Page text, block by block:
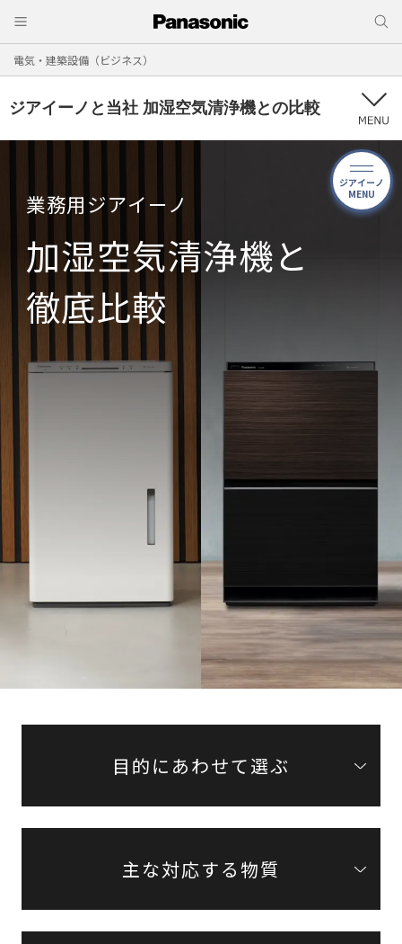
電気・建築設備（ビジネス）
ジアイーノと当社 加湿空気清浄機との比較
ジアイーノ
MENU
業務用ジアイーノ
加湿空気清浄機と
徹底比較
目的にあわせて選ぶ
主な対応する物質